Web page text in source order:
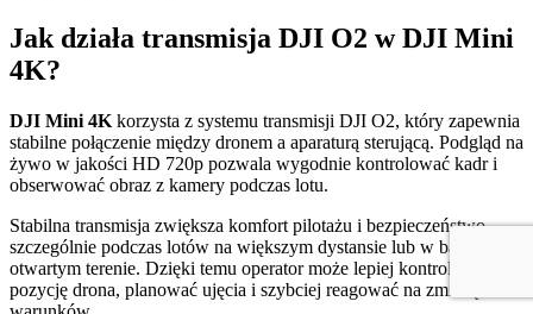
Jak działa transmisja DJI O2 w DJI Mini
4K?
DJI Mini 4K korzysta z systemu transmisji DJI O2, który zapewnia
stabilne połączenie między dronem a aparaturą sterującą. Podgląd na
żywo w jakości HD 720p pozwala wygodnie kontrolować kadr i
obserwować obraz z kamery podczas lotu.
Stabilna transmisja zwiększa komfort pilotażu i bezpieczeństwo,
szczególnie podczas lotów na większym dystansie lub w bardziej
otwartym terenie. Dzięki temu operator może lepiej kontrolować
pozycję drona, planować ujęcia i szybciej reagować na zmianę